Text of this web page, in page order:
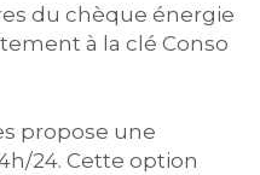
du chèque énergie
à la clé Conso
propose une
24. Cette option